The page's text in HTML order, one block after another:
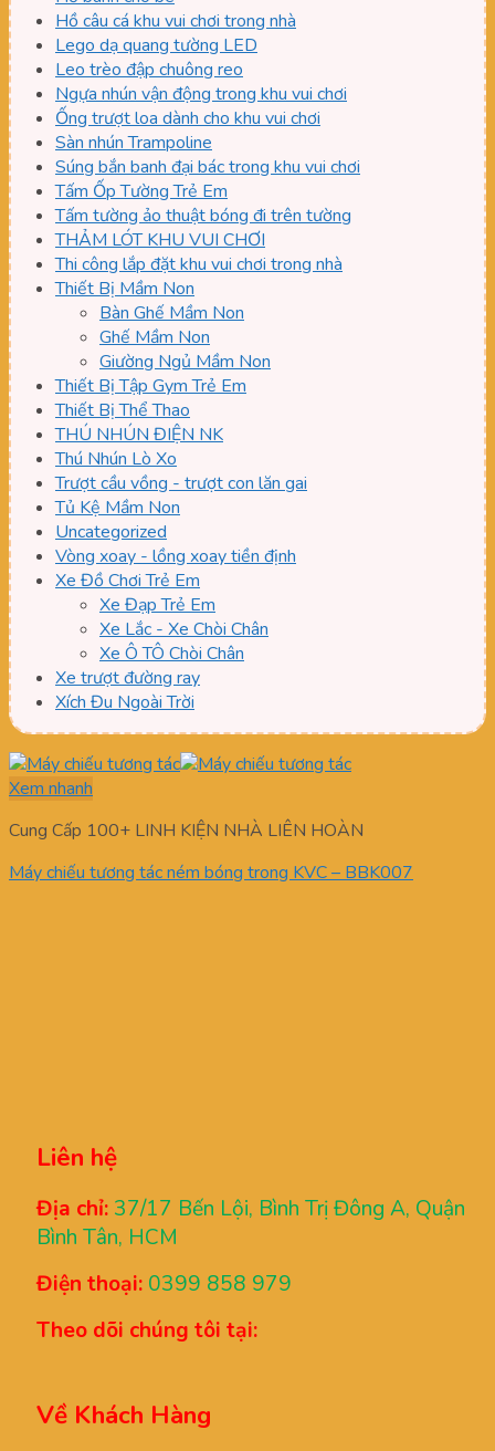
Hồ câu cá khu vui chơi trong nhà
Lego dạ quang tường LED
Leo trèo đập chuông reo
Ngựa nhún vận động trong khu vui chơi
Ống trượt loa dành cho khu vui chơi
Sàn nhún Trampoline
Súng bắn banh đại bác trong khu vui chơi
Tấm Ốp Tường Trẻ Em
Tấm tường ảo thuật bóng đi trên tường
THẢM LÓT KHU VUI CHƠI
Thi công lắp đặt khu vui chơi trong nhà
Thiết Bị Mầm Non
Bàn Ghế Mầm Non
Ghế Mầm Non
Giường Ngủ Mầm Non
Thiết Bị Tập Gym Trẻ Em
Thiết Bị Thể Thao
THÚ NHÚN ĐIỆN NK
Thú Nhún Lò Xo
Trượt cầu vồng - trượt con lăn gai
Tủ Kệ Mầm Non
Uncategorized
Vòng xoay - lồng xoay tiền định
Xe Đồ Chơi Trẻ Em
Xe Đạp Trẻ Em
Xe Lắc - Xe Chòi Chân
Xe Ô TÔ Chòi Chân
Xe trượt đường ray
Xích Đu Ngoài Trời
Xem nhanh
Cung Cấp 100+ LINH KIỆN NHÀ LIÊN HOÀN
Máy chiếu tương tác ném bóng trong KVC – BBK007
Liên hệ
Địa chỉ: 37/17 Bến Lội, Bình Trị Đông A, Quận
Bình Tân, HCM
Điện thoại: 0399 858 979
Theo dõi chúng tôi tại:
Về Khách Hàng